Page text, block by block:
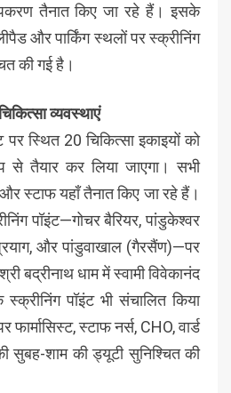
तैनात किए जा रहे हैं। इसके
और पार्किंग स्थलों पर स्क्रीनिंग
की गई है।
व्यवस्थाएं
स्थित 20 चिकित्सा इकाइयों को
तैयार कर लिया जाएगा। सभी
स्टाफ यहाँ तैनात किए जा रहे हैं।
पॉइंट—गोचर बैरियर, पांडुकेश्वर
और पांडुवाखाल (गैरसैंण)—पर
बद्रीनाथ धाम में स्वामी विवेकानंद
पॉइंट भी संचालित किया
फार्मासिस्ट, स्टाफ नर्स, CHO, वार्ड
सुबह-शाम की ड्यूटी सुनिश्चित की